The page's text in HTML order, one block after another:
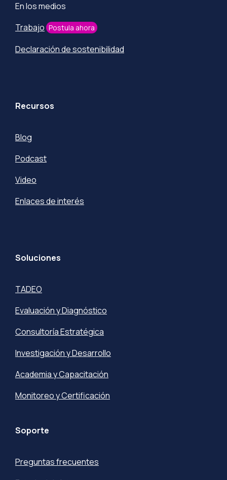
En los medios
Trabajo Postula ahora
Declaración de sostenibilidad
Recursos
Blog
Podcast
Video
Enlaces de interés
Soluciones
TADEO
Evaluación y Diagnóstico
Consultoría Estratégica
Investigación y Desarrollo
Academia y Capacitación
Monitoreo y Certificación
Soporte
Preguntas frecuentes